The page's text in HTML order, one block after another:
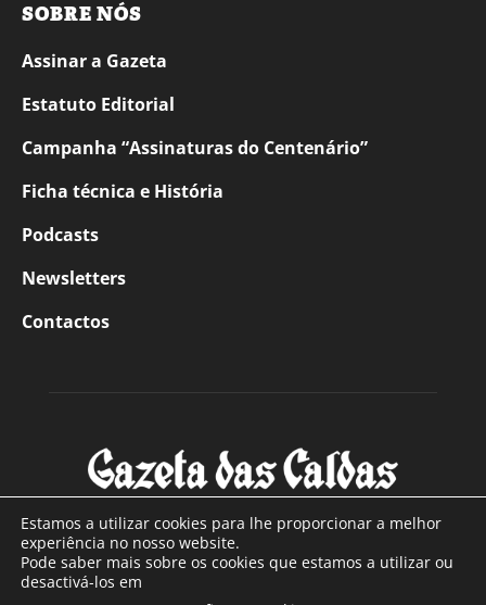
SOBRE NÓS
Assinar a Gazeta
Estatuto Editorial
Campanha “Assinaturas do Centenário”
Ficha técnica e História
Podcasts
Newsletters
Contactos
SOBRE NÓS
Estamos a utilizar cookies para lhe proporcionar a melhor
experiência no nosso website.
Pode saber mais sobre os cookies que estamos a utilizar ou
desactivá-los em